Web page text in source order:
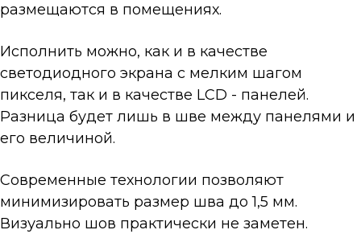
размещаются в помещениях.
Исполнить можно, как и в качестве
светодиодного экрана с мелким шагом
пикселя, так и в качестве LCD - панелей.
Разница будет лишь в шве между панелями и
его величиной.
Современные технологии позволяют
минимизировать размер шва до 1,5 мм.
Визуально шов практически не заметен.